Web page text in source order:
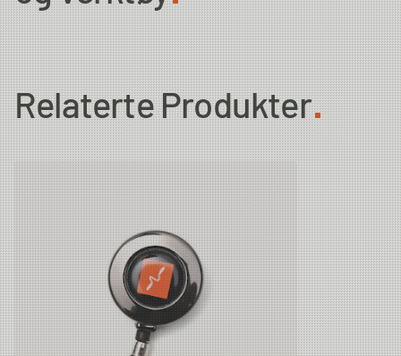
Relaterte Produkter